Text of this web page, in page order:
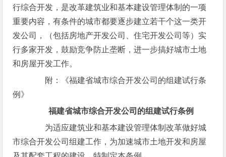
行综合开发，是改革建筑业和基本建设管理体制的一项
重要内容，有条件的城市都要逐步建立若干个这一类开
发公司，（包括房地产开发公司、住宅开发公司等）实
行多家开发，鼓励竞争防止垄断，进一步搞好城市土地
和房屋开发工作。
附：《福建省城市综合开发公司的组建试行条
例》
福建省城市综合开发公司的组建试行条例
为适应建筑业和基本建设管理体制改革做好城
市综合开发公司组建工作，为加速城市土地开发和房屋